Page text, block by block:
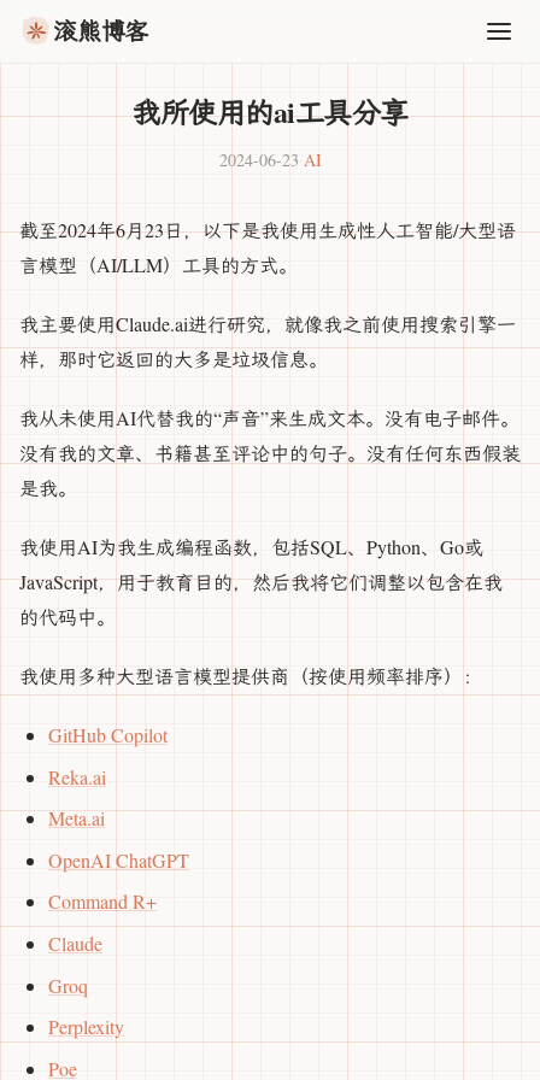
滚熊博客
我所使用的ai工具分享
2024-06-23·AI
截至2024年6月23日，以下是我使用生成性人工智能/大型语
言模型（AI/LLM）工具的方式。
我主要使用Claude.ai进行研究，就像我之前使用搜索引擎一
样，那时它返回的大多是垃圾信息。
我从未使用AI代替我的“声音”来生成文本。没有电子邮件。
没有我的文章、书籍甚至评论中的句子。没有任何东西假装
是我。
我使用AI为我生成编程函数，包括SQL、Python、Go或
JavaScript，用于教育目的，然后我将它们调整以包含在我
的代码中。
我使用多种大型语言模型提供商（按使用频率排序）：
GitHub Copilot
Reka.ai
Meta.ai
OpenAI ChatGPT
Command R+
Claude
Groq
Perplexity
Poe